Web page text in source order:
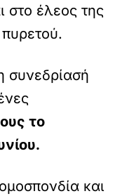
στο έλεος της
συνεδρίασή
το
και